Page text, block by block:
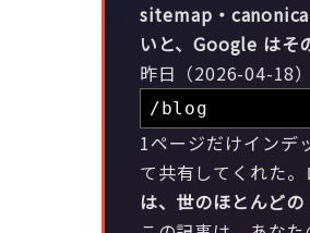
sitemap・
いと、Google はそ
昨日（2026-04-18
/blog
1ページだけインデ
て共有してくれた
は、世のほとんど